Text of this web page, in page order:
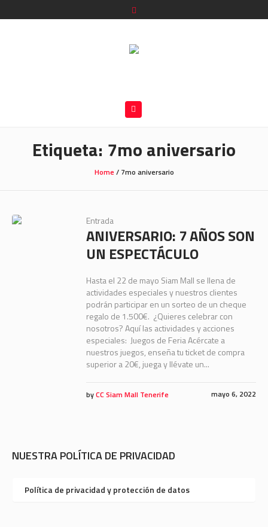
Etiqueta: 7mo aniversario
Home/ 7mo aniversario
Entrada
ANIVERSARIO: 7 AÑOS SON
UN ESPECTÁCULO
Hasta el 22 de mayo Siam Mall se llena de
actividades especiales y nuestros clientes
podrán participar en un sorteo de un cheque
regalo de 1.500€. ¿Quieres celebrar con
nosotros? Aquí las actividades y acciones
especiales: Juegos de Feria Acércate a
nuestros juegos, enseña tu ticket de compra
superior a 20€, juega y llévate un...
mayo 6, 2022
byCC Siam Mall Tenerife
NUESTRA POLÍTICA DE PRIVACIDAD
Política de privacidad y protección de datos